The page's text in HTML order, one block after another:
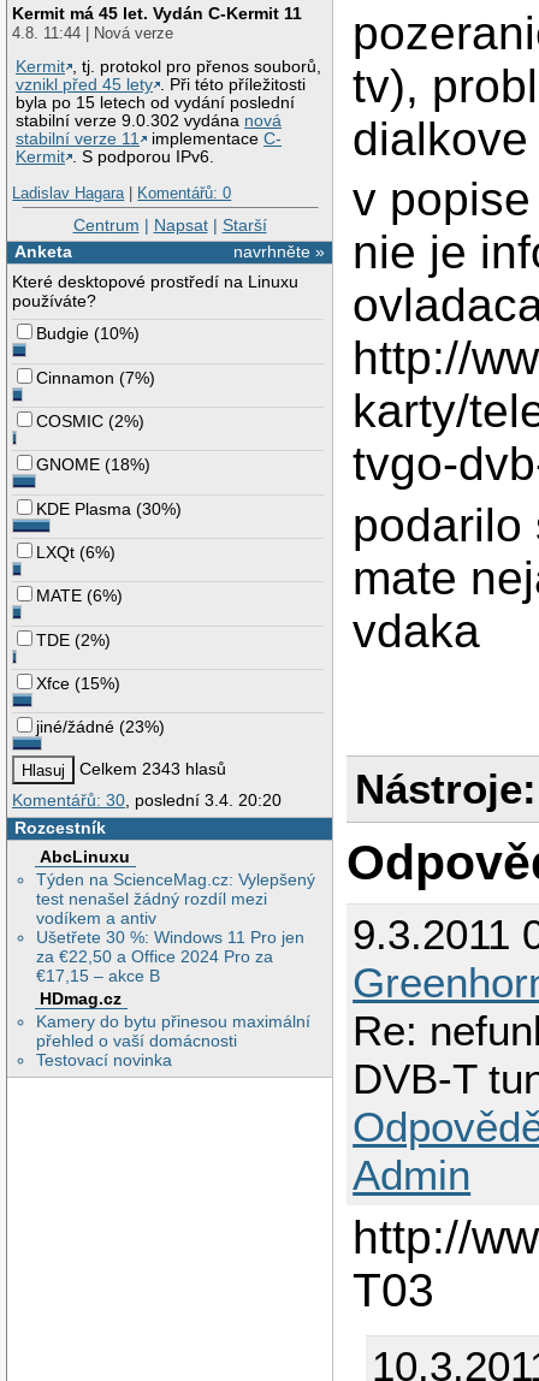
Kermit má 45 let. Vydán C-Kermit 11
4.8. 11:44 | Nová verze
Kermit , tj. protokol pro přenos souborů,
vznikl před 45 lety . Při této příležitosti
byla po 15 letech od vydání poslední
stabilní verze 9.0.302 vydána nová
stabilní verze 11
implementaceC-
Kermit . S podporou IPv6.
Ladislav Hagara| Komentářů: 0
Centrum | Napsat| Starší
navrhněte »
Anketa
Které desktopové prostředí na Linuxu
používáte?
Budgie (10%)
Cinnamon (7%)
COSMIC (2%)
GNOME (18%)
KDE Plasma (30%)
LXQt (6%)
MATE (6%)
TDE (2%)
Xfce (15%)
jiné/žádné (23%)
Celkem 2343 hlasů
Komentářů: 30 , poslední 3.4. 20:20
Rozcestník
AbcLinuxu
Týden na ScienceMag.cz: Vylepšený
test nenašel žádný rozdíl mezi
vodíkem a antiv
Ušetřete 30 %: Windows 11 Pro jen
za €22,50 a Office 2024 Pro za
€17,15 – akce B
HDmag.cz
Kamery do bytu přinesou maximální
přehled o vaší domácnosti
Testovací novinka
tv),
v
nie je
http://
karty/
tvgo-
podarilo
mate
vdaka
Nástroje:
9.3.2011
Re:
DVB-T
Admin
http://
T03